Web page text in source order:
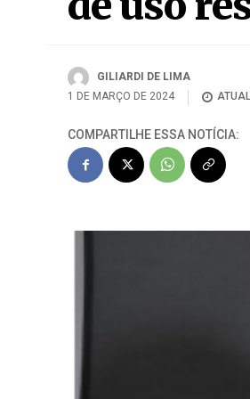
GILIARDI DE LIMA
1 DE MARÇO DE 2024
COMPARTILHE ESSA NOTÍCIA: